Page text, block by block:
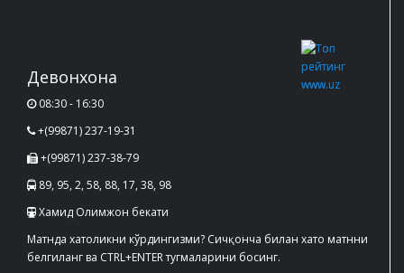
Девонхона
08:30 - 16:30
+(99871) 237-19-31
+(99871) 237-38-79
89, 95, 2, 58, 88, 17, 38, 98
Хамид Олимжон бекати
Матнда хатоликни кўрдингизми? Сичқонча билан хато матнни
белгиланг ва CTRL+ENTER тугмаларини босинг.